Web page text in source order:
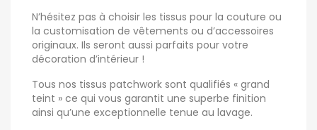
N’hésitez pas à choisir les tissus pour la couture ou
la customisation de vêtements ou d’accessoires
originaux. Ils seront aussi parfaits pour votre
décoration d’intérieur !
Tous nos tissus patchwork sont qualifiés « grand
teint » ce qui vous garantit une superbe finition
ainsi qu’une exceptionnelle tenue au lavage.